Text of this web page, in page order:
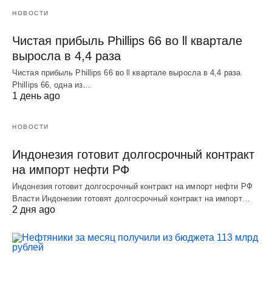
НОВОСТИ
Чистая прибыль Phillips 66 во ll квартале
выросла в 4,4 раза
Чистая прибыль Phillips 66 во ll квартале выросла в 4,4 раза
Phillips 66, одна из…
1 день ago
НОВОСТИ
Индонезия готовит долгосрочный контракт
на импорт нефти РФ
Индонезия готовит долгосрочный контракт на импорт нефти РФ
Власти Индонезии готовят долгосрочный контракт на импорт…
2 дня ago